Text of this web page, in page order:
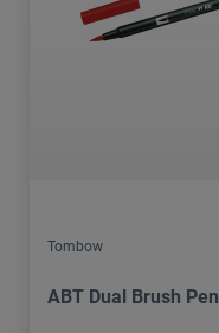
Tombow
ABT Dual Brush Pen